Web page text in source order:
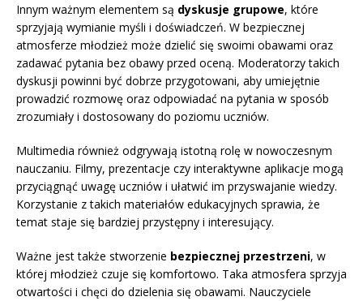
Innym ważnym elementem są dyskusje grupowe, które
sprzyjają wymianie myśli i doświadczeń. W bezpiecznej
atmosferze młodzież może dzielić się swoimi obawami oraz
zadawać pytania bez obawy przed oceną. Moderatorzy takich
dyskusji powinni być dobrze przygotowani, aby umiejętnie
prowadzić rozmowę oraz odpowiadać na pytania w sposób
zrozumiały i dostosowany do poziomu uczniów.
Multimedia również odgrywają istotną rolę w nowoczesnym
nauczaniu. Filmy, prezentacje czy interaktywne aplikacje mogą
przyciągnąć uwagę uczniów i ułatwić im przyswajanie wiedzy.
Korzystanie z takich materiałów edukacyjnych sprawia, że
temat staje się bardziej przystępny i interesujący.
Ważne jest także stworzenie bezpiecznej przestrzeni, w
której młodzież czuje się komfortowo. Taka atmosfera sprzyja
otwartości i chęci do dzielenia się obawami. Nauczyciele